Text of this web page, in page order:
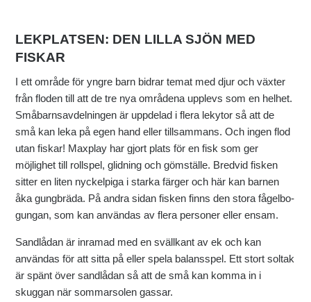
LEKPLATSEN: DEN LILLA SJÖN MED
FISKAR
I ett område för yngre barn bidrar temat med djur och växter
från floden till att de tre nya områdena upplevs som en helhet.
Småbarnsavdelningen är uppdelad i flera lekytor så att de
små kan leka på egen hand eller tillsammans. Och ingen flod
utan fiskar! Maxplay har gjort plats för en fisk som ger
möjlighet till rollspel, glidning och gömställe. Bredvid fisken
sitter en liten nyckelpiga i starka färger och här kan barnen
åka gungbräda. På andra sidan fisken finns den stora fågelbo-
gungan, som kan användas av flera personer eller ensam.
Sandlådan är inramad med en svällkant av ek och kan
användas för att sitta på eller spela balansspel. Ett stort soltak
är spänt över sandlådan så att de små kan komma in i
skuggan när sommarsolen gassar.